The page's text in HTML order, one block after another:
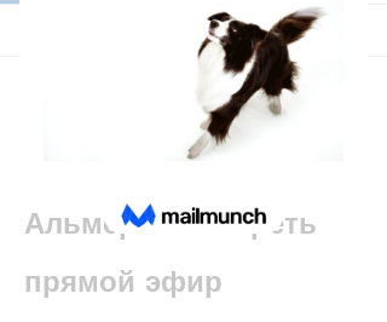
Виктория Кошелева
December 10, 2023
((ОНЛАЙН)) Атлетико
Альмерия смотреть
прямой эфир